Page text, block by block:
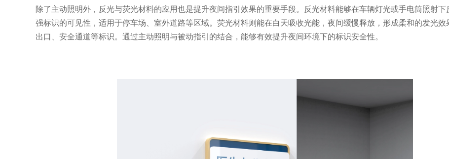
除了主动照明外，反光与荧光材料的应用也是提升夜间指引效果的重要手段。反光材料能够在车辆灯光或手电筒照射下
强标识的可见性，适用于停车场、室外道路等区域。荧光材料则能在白天吸收光能，夜间缓慢释放，形成柔和的发光效
出口、安全通道等标识。通过主动照明与被动指引的结合，能够有效提升夜间环境下的标识安全性。